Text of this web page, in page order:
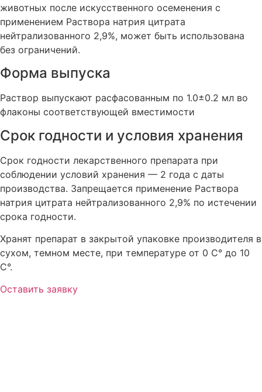
животных после искусственного осеменения с
применением Раствора натрия цитрата
нейтрализованного 2,9%, может быть использована
без ограничений.
Форма выпуска
Раствор выпускают расфасованным по 1.0±0.2 мл во
флаконы соответствующей вместимости
Срок годности и условия хранения
Срок годности лекарственного препарата при
соблюдении условий хранения — 2 года с даты
производства. Запрещается применение Раствора
натрия цитрата нейтрализованного 2,9% по истечении
срока годности.
Хранят препарат в закрытой упаковке производителя в
сухом, темном месте, при температуре от 0 С° до 10
С°.
Оставить заявку